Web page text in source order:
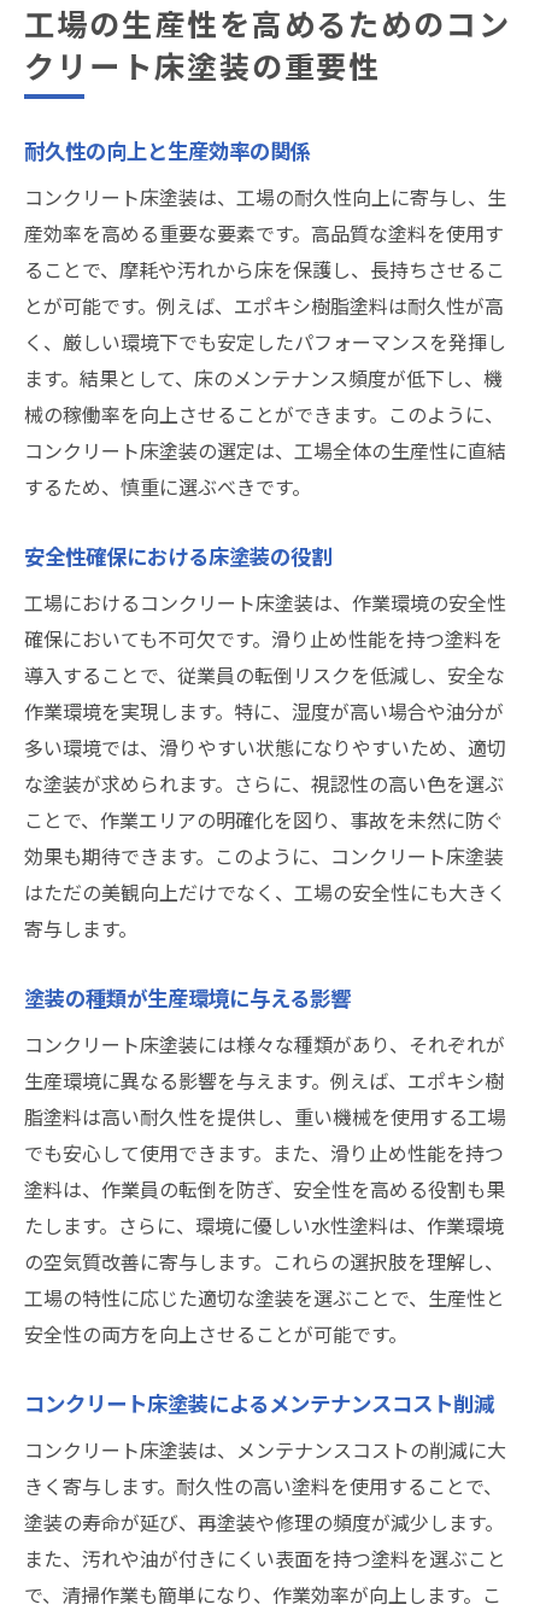
労働環境改善と従業員の安全性
工場全体のイメージアップに寄与する床塗
最適なコンクリート床塗装を選ぶための基準と
は
耐摩耗性と耐化学薬品性の重要性
防滑性を重視した塗料選び
色とデザイン性で工場内を明るくする方法
特定の作業環境に適した塗料の選定
施工費用と効果のバランスを考える
長寿命を実現するための塗料選び
エポキシ樹脂塗料の特性と工場での活用法
高耐摩耗性が求められる環境への適用
化学薬品に対する耐性とその利点
施工方法と効果的な活用事例
エポキシ塗料のメンテナンス性
共用空間での安全確保と美観維持
滑り止め性能を持つ塗料が安全性を向上させる
理由
工場における滑り事故の防止策
防滑塗料の種類とその特徴
安全基準を満たす塗料選び
防滑性能が生産性に与える影響
防滑塗料の選定ポイント
実際の事例から学ぶコンクリート床塗装の成功
ポイント
成功事例に見る塗料選定のポイント
具体的な改善成果とその評価
床塗装で得られた安全性と効率性
事例に基づく塗装のメンテナンス手法
施工前後の比較と課題解決
メンテナンスコストを削減するための塗料選び
のコツ
長期間使用可能な塗料の特徴
メンテナンスが容易な塗料選定
塗装の耐久性がコストに与える影響
再塗装頻度を減らす工夫
工場の生産性を高めるためのコン
クリート床塗装の重要性
耐久性の向上と生産効率の関係
コンクリート床塗装は、工場の耐久性向上に寄与し、生
産効率を高める重要な要素です。高品質な塗料を使用す
ることで、摩耗や汚れから床を保護し、長持ちさせるこ
とが可能です。例えば、エポキシ樹脂塗料は耐久性が高
く、厳しい環境下でも安定したパフォーマンスを発揮し
ます。結果として、床のメンテナンス頻度が低下し、機
械の稼働率を向上させることができます。このように、
コンクリート床塗装の選定は、工場全体の生産性に直結
するため、慎重に選ぶべきです。
安全性確保における床塗装の役割
工場におけるコンクリート床塗装は、作業環境の安全性
確保においても不可欠です。滑り止め性能を持つ塗料を
導入することで、従業員の転倒リスクを低減し、安全な
作業環境を実現します。特に、湿度が高い場合や油分が
多い環境では、滑りやすい状態になりやすいため、適切
な塗装が求められます。さらに、視認性の高い色を選ぶ
ことで、作業エリアの明確化を図り、事故を未然に防ぐ
効果も期待できます。このように、コンクリート床塗装
はただの美観向上だけでなく、工場の安全性にも大きく
寄与します。
塗装の種類が生産環境に与える影響
コンクリート床塗装には様々な種類があり、それぞれが
生産環境に異なる影響を与えます。例えば、エポキシ樹
脂塗料は高い耐久性を提供し、重い機械を使用する工場
でも安心して使用できます。また、滑り止め性能を持つ
塗料は、作業員の転倒を防ぎ、安全性を高める役割も果
たします。さらに、環境に優しい水性塗料は、作業環境
の空気質改善に寄与します。これらの選択肢を理解し、
工場の特性に応じた適切な塗装を選ぶことで、生産性と
安全性の両方を向上させることが可能です。
コンクリート床塗装によるメンテナンスコスト削減
コンクリート床塗装は、メンテナンスコストの削減に大
きく寄与します。耐久性の高い塗料を使用することで、
塗装の寿命が延び、再塗装や修理の頻度が減少します。
また、汚れや油が付きにくい表面を持つ塗料を選ぶこと
で、清掃作業も簡単になり、作業効率が向上します。こ